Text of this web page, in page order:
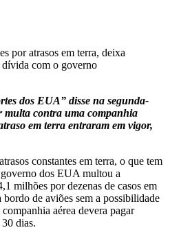
por atrasos em terra, deixa
com o governo
dos EUA” disse na segunda-
multa contra uma companhia
em terra entraram em vigor,
constantes em terra, o que tem
dos EUA multou a
milhões por dezenas de casos em
de aviões sem a possibilidade
aérea devera pagar
dias.